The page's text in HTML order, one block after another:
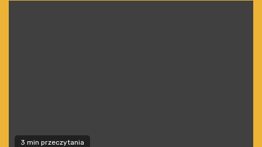
3 min przeczytania